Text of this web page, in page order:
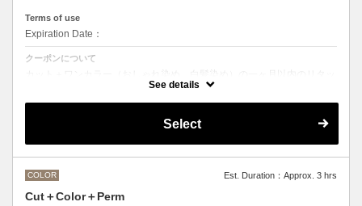
Terms of use
Expiration Date：
クーポンについて
See details
Select
COLOR Est. Duration：Approx. 3 hrs
Cut＋Color＋Perm